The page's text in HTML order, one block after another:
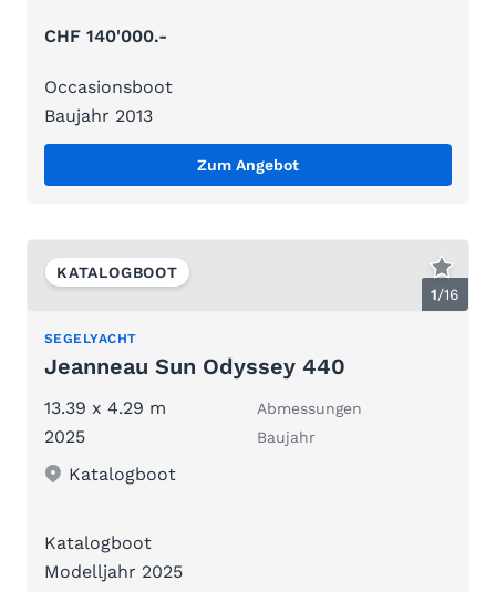
CHF 140'000.-
Occasionsboot
Baujahr 2013
Zum Angebot
1/16
KATALOGBOOT
SEGELYACHT
Jeanneau Sun Odyssey 440
13.39 x 4.29 m Abmessungen
2025 Baujahr
Katalogboot
Katalogboot
Modelljahr 2025